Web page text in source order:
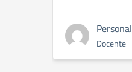
Docente